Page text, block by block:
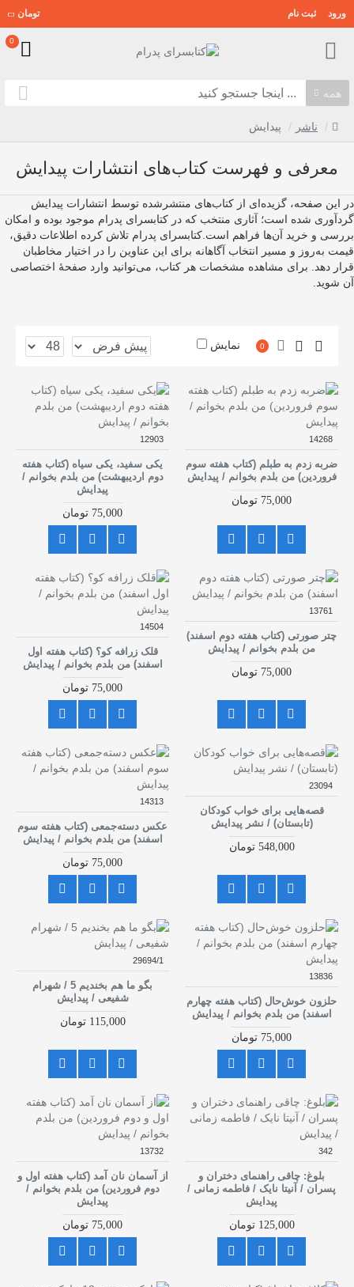
ورود ثبت نام تومان
0
همه
ناشر پیدایش
معرفی و فهرست کتاب‌های انتشارات پیدایش
در این صفحه، گزیده‌ای از کتاب‌های منتشرشده توسط انتشارات پیدایش
گردآوری شده است؛ آثاری منتخب که در کتابسرای پدرام موجود بوده و امکان
بررسی و خرید آن‌ها فراهم است.کتابسرای پدرام تلاش کرده اطلاعات دقیق،
قیمت به‌روز و مسیر انتخاب آگاهانه برای این عناوین را در اختیار مخاطبان
قرار دهد. برای مشاهده مشخصات هر کتاب، می‌توانید وارد صفحهٔ اختصاصی
آن شوید.
0 نمایش
14268
ضربه زدم به طبلم (کتاب هفته سوم
فروردین) من بلدم بخوانم / پیدایش
75,000 تومان
12903
یکی سفید، یکی سیاه (کتاب هفته
دوم اردیبهشت) من بلدم بخوانم /
پیدایش
75,000 تومان
13761
چتر صورتی (کتاب هفته دوم اسفند)
من بلدم بخوانم / پیدایش
75,000 تومان
14504
قلک زرافه کو؟ (کتاب هفته اول
اسفند) من بلدم بخوانم / پیدایش
75,000 تومان
23094
قصه‌هایی برای خواب کودکان
(تابستان) / نشر پیدایش
548,000 تومان
14313
عکس دسته‌جمعی (کتاب هفته سوم
اسفند) من بلدم بخوانم / پیدایش
75,000 تومان
13836
حلزون خوش‌حال (کتاب هفته چهارم
اسفند) من بلدم بخوانم / پیدایش
75,000 تومان
29694/1
بگو ما هم بخندیم 5 / شهرام
شفیعی / پیدایش
115,000 تومان
342
بلوغ: چاقی راهنمای دختران و
پسران / آنیتا نایک / فاطمه زمانی /
پیدایش
125,000 تومان
13732
از آسمان نان آمد (کتاب هفته اول و
دوم فروردین) من بلدم بخوانم /
پیدایش
75,000 تومان